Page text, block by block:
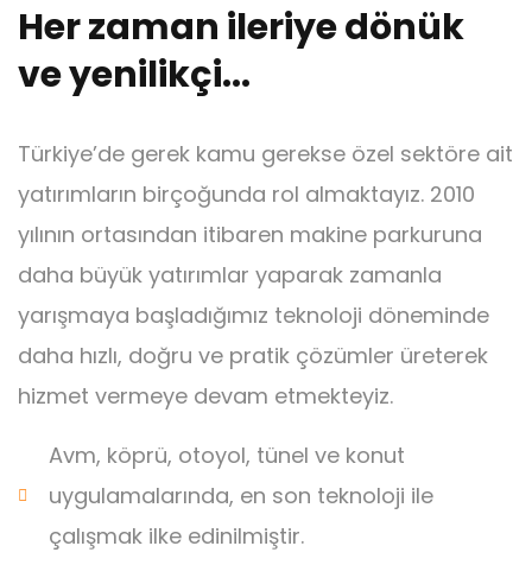
Her zaman ileriye dönük
ve yenilikçi...
Türkiye’de gerek kamu gerekse özel sektöre ait
yatırımların birçoğunda rol almaktayız. 2010
yılının ortasından itibaren makine parkuruna
daha büyük yatırımlar yaparak zamanla
yarışmaya başladığımız teknoloji döneminde
daha hızlı, doğru ve pratik çözümler üreterek
hizmet vermeye devam etmekteyiz.
Avm, köprü, otoyol, tünel ve konut
uygulamalarında, en son teknoloji ile
çalışmak ilke edinilmiştir.